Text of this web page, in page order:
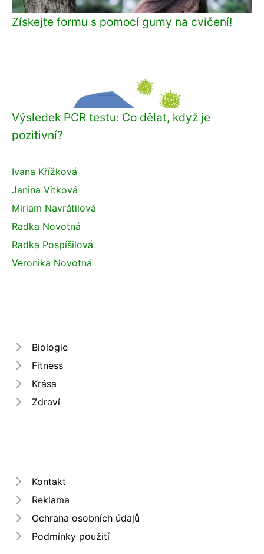
Získejte formu s pomocí gumy na cvičení!
Výsledek PCR testu: Co dělat, když je
pozitivní?
Ivana Křížková
Janina Vítková
Miriam Navrátilová
Radka Novotná
Radka Pospíšilová
Veronika Novotná
Biologie
Fitness
Krása
Zdraví
Kontakt
Reklama
Ochrana osobních údajů
Podmínky použití